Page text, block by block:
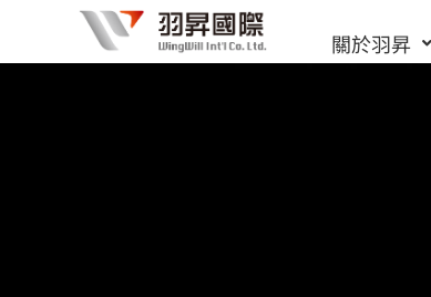
至
關於羽昇